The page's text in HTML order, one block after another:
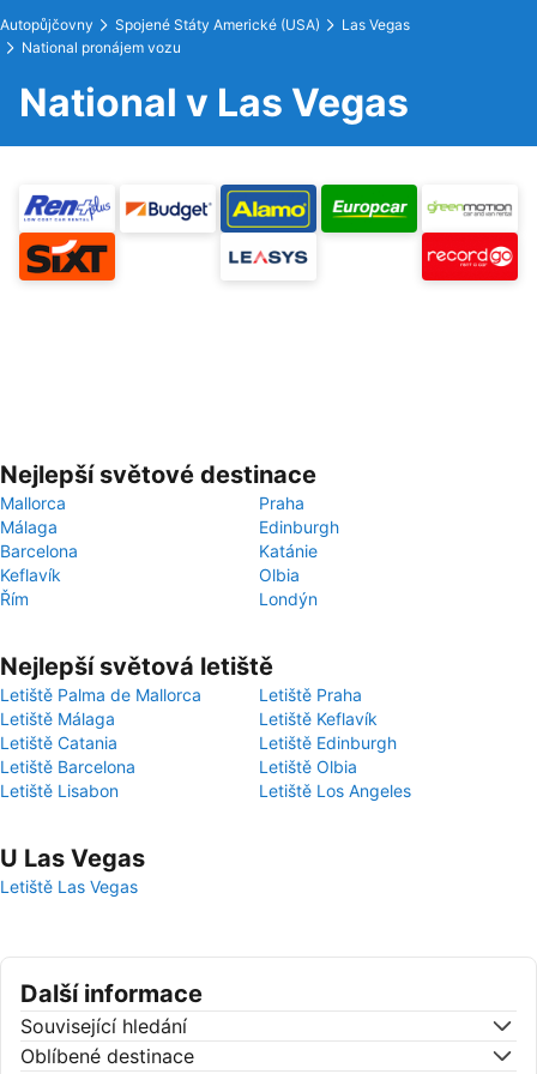
Autopůjčovny Spojené Státy Americké (USA)
Las Vegas
National pronájem vozu
National v Las Vegas
Nejlepší světové destinace
Mallorca
Praha
Málaga
Edinburgh
Barcelona
Katánie
Keflavík
Olbia
Řím
Londýn
Nejlepší světová letiště
Letiště Palma de Mallorca
Letiště Praha
Letiště Málaga
Letiště Keflavík
Letiště Catania
Letiště Edinburgh
Letiště Barcelona
Letiště Olbia
Letiště Lisabon
Letiště Los Angeles
U Las Vegas
Letiště Las Vegas
Další informace
Související hledání
Oblíbené destinace